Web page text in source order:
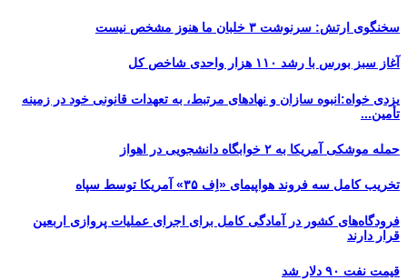
سخنگوی ارتش: سرنوشت ۳ خلبان ما هنوز مشخص نیست
آغاز سبز بورس با رشد ۱۱۰ هزار واحدی شاخص کل
یزدی خواه:انبوه سازان و نهادهای مرتبط، به تعهدات قانونی خود در زمینه
تأمین...
حمله موشکی آمریکا به ۲ خوابگاه دانشجویی در اهواز
تخریب کامل سه فروند هواپیمای «اِف ۳۵» آمریکا توسط سپاه
فرودگاه‌های کشور در آمادگی کامل برای اجرای عملیات پروازی اربعین
قرار دارند
قیمت نفت ۹۰ دلار شد